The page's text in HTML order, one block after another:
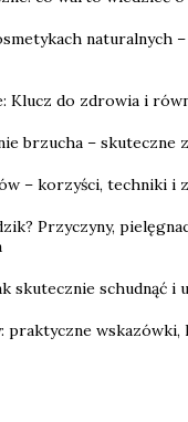
naturalnych –
Klucz do zdrowia i
brzucha – skuteczne
– korzyści, techniki i
Przyczyny,
skutecznie schudnąć i
praktyczne